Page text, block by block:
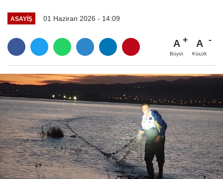
ASAYİŞ 01 Haziran 2026 - 14:09
A
Büyüt
A
Küçült